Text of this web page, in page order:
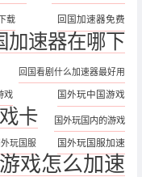
载 回国加速器免费
加速器在哪下
回国看剧什么加速器最好用
戏 国外玩中国游戏
卡 国外玩国内的游戏
外玩国服 国外玩国服加速
戏怎么加速